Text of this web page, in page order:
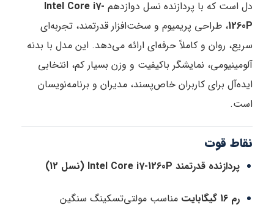
دل است که با پردازنده نسل دوازدهم Intel Core i7-
1260P، طراحی پریمیوم و سخت‌افزار قدرتمند، تجربه‌ای
سریع، روان و کاملاً حرفه‌ای ارائه می‌دهد. این مدل با بدنه
آلومینیومی، نمایشگر باکیفیت و وزن بسیار کم، انتخابی
ایده‌آل برای کاربران خاص‌پسند، مدیران و برنامه‌نویسان
است.
نقاط قوت
پردازنده قدرتمند Intel Core i7-1260P (نسل 12)
رم 16 گیگابایت مناسب مولتی‌تسکینگ سنگین